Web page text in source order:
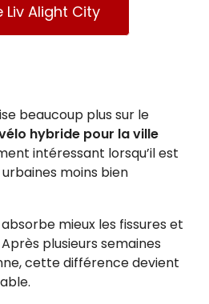
Liv Alight City
beaucoup plus sur le
hybride pour la ville
intéressant lorsqu’il est
moins bien
mieux les fissures et
plusieurs semaines
cette différence devient